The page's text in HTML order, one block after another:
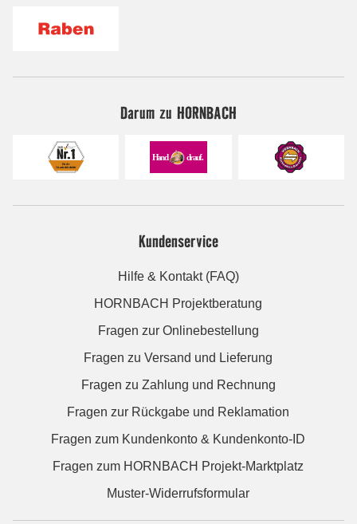
Darum zu HORNBACH
Kundenservice
Hilfe & Kontakt (FAQ)
HORNBACH Projektberatung
Fragen zur Onlinebestellung
Fragen zu Versand und Lieferung
Fragen zu Zahlung und Rechnung
Fragen zur Rückgabe und Reklamation
Fragen zum Kundenkonto & Kundenkonto-ID
Fragen zum HORNBACH Projekt-Marktplatz
Muster-Widerrufsformular